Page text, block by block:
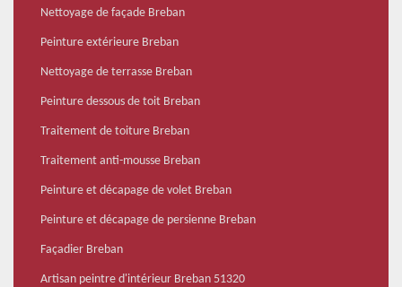
Nettoyage de façade Breban
Peinture extérieure Breban
Nettoyage de terrasse Breban
Peinture dessous de toit Breban
Traitement de toiture Breban
Traitement anti-mousse Breban
Peinture et décapage de volet Breban
Peinture et décapage de persienne Breban
Façadier Breban
Artisan peintre d'intérieur Breban 51320